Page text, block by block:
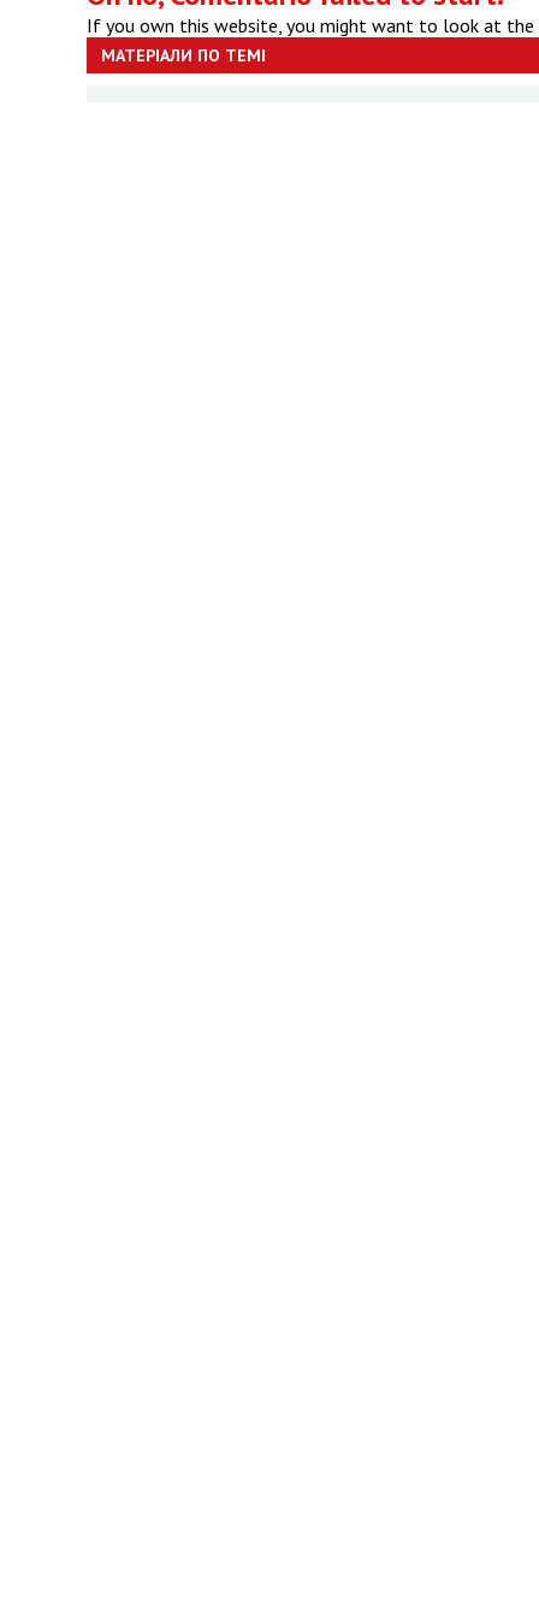
If you own this website, you might want to look at
МАТЕРІАЛИ ПО ТЕМІ